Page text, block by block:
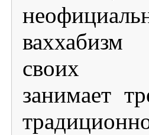
ваххабизм
своих
занимает